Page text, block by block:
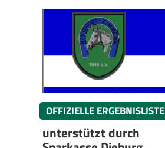
OFFIZIELLE ERGEBNISLISTE
unterstützt durch